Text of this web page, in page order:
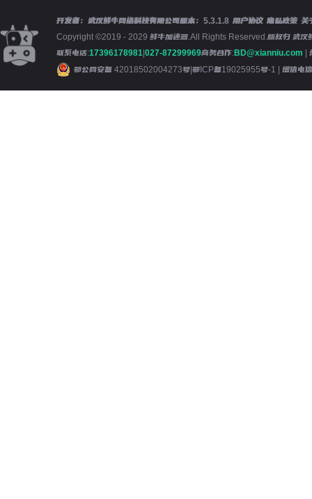
开发者：武汉鲜牛网络科技有限公司版本： 5.3.1.8 用户协议 隐私政策 关
Copyright ©2019 - 2029 鲜牛加速器.All Rights Reserved.版权归 武汉
联系电话:17396178981|027-87299969商务合作:BD@xianniu.com |
鄂公网安备 42018502004273号|鄂ICP备19025955号-1 | 增值电